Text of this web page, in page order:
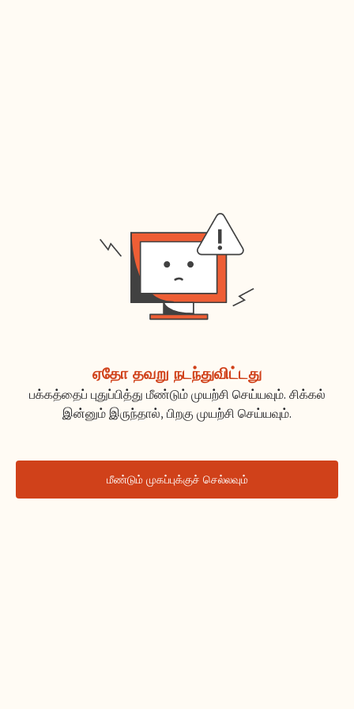
ஏதோ தவறு நடந்துவிட்டது
பக்கத்தைப் புதுப்பித்து மீண்டும் முயற்சி செய்யவும். சிக்கல்
இன்னும் இருந்தால், பிறகு முயற்சி செய்யவும்.
மீண்டும் முகப்புக்குச் செல்லவும்